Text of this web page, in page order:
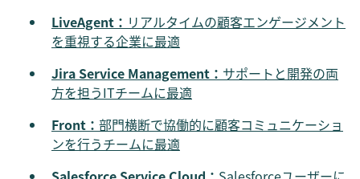
LiveAgent： リアルタイムの顧客エンゲージメント
を重視する企業に最適
Jira Service Management： サポートと開発の両
方を担うITチームに最適
Front： 部門横断で協働的に顧客コミュニケーショ
ンを行うチームに最適